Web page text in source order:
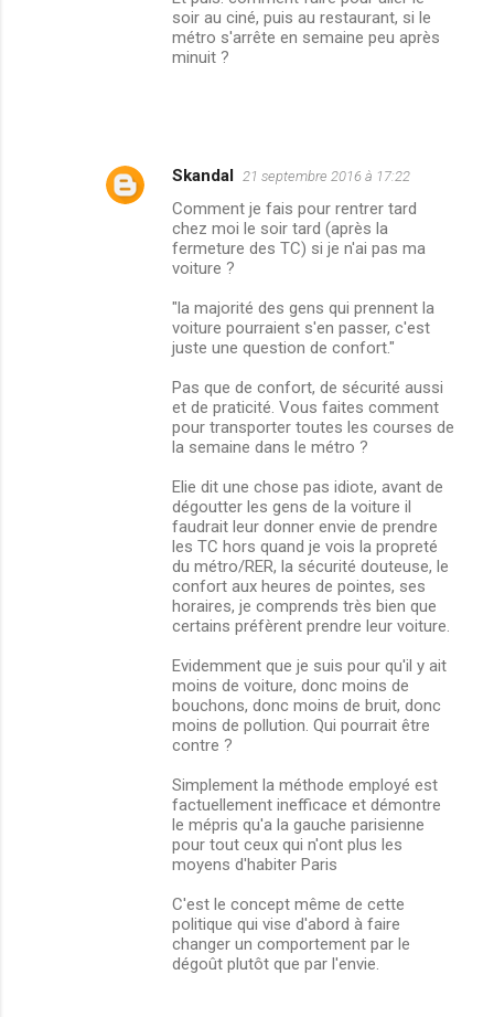
soir au ciné, puis au restaurant, si le
métro s'arrête en semaine peu après
minuit ?
Skandal 21 septembre 2016 à 17:22
Comment je fais pour rentrer tard
chez moi le soir tard (après la
fermeture des TC) si je n'ai pas ma
voiture ?
"la majorité des gens qui prennent la
voiture pourraient s'en passer, c'est
juste une question de confort."
Pas que de confort, de sécurité aussi
et de praticité. Vous faites comment
pour transporter toutes les courses de
la semaine dans le métro ?
Elie dit une chose pas idiote, avant de
dégoutter les gens de la voiture il
faudrait leur donner envie de prendre
les TC hors quand je vois la propreté
du métro/RER, la sécurité douteuse, le
confort aux heures de pointes, ses
horaires, je comprends très bien que
certains préfèrent prendre leur voiture.
Evidemment que je suis pour qu'il y ait
moins de voiture, donc moins de
bouchons, donc moins de bruit, donc
moins de pollution. Qui pourrait être
contre ?
Simplement la méthode employé est
factuellement inefficace et démontre
le mépris qu'a la gauche parisienne
pour tout ceux qui n'ont plus les
moyens d'habiter Paris
C'est le concept même de cette
politique qui vise d'abord à faire
changer un comportement par le
dégoût plutôt que par l'envie.